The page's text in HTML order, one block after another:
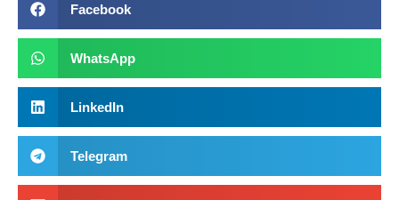
Facebook
WhatsApp
LinkedIn
Telegram